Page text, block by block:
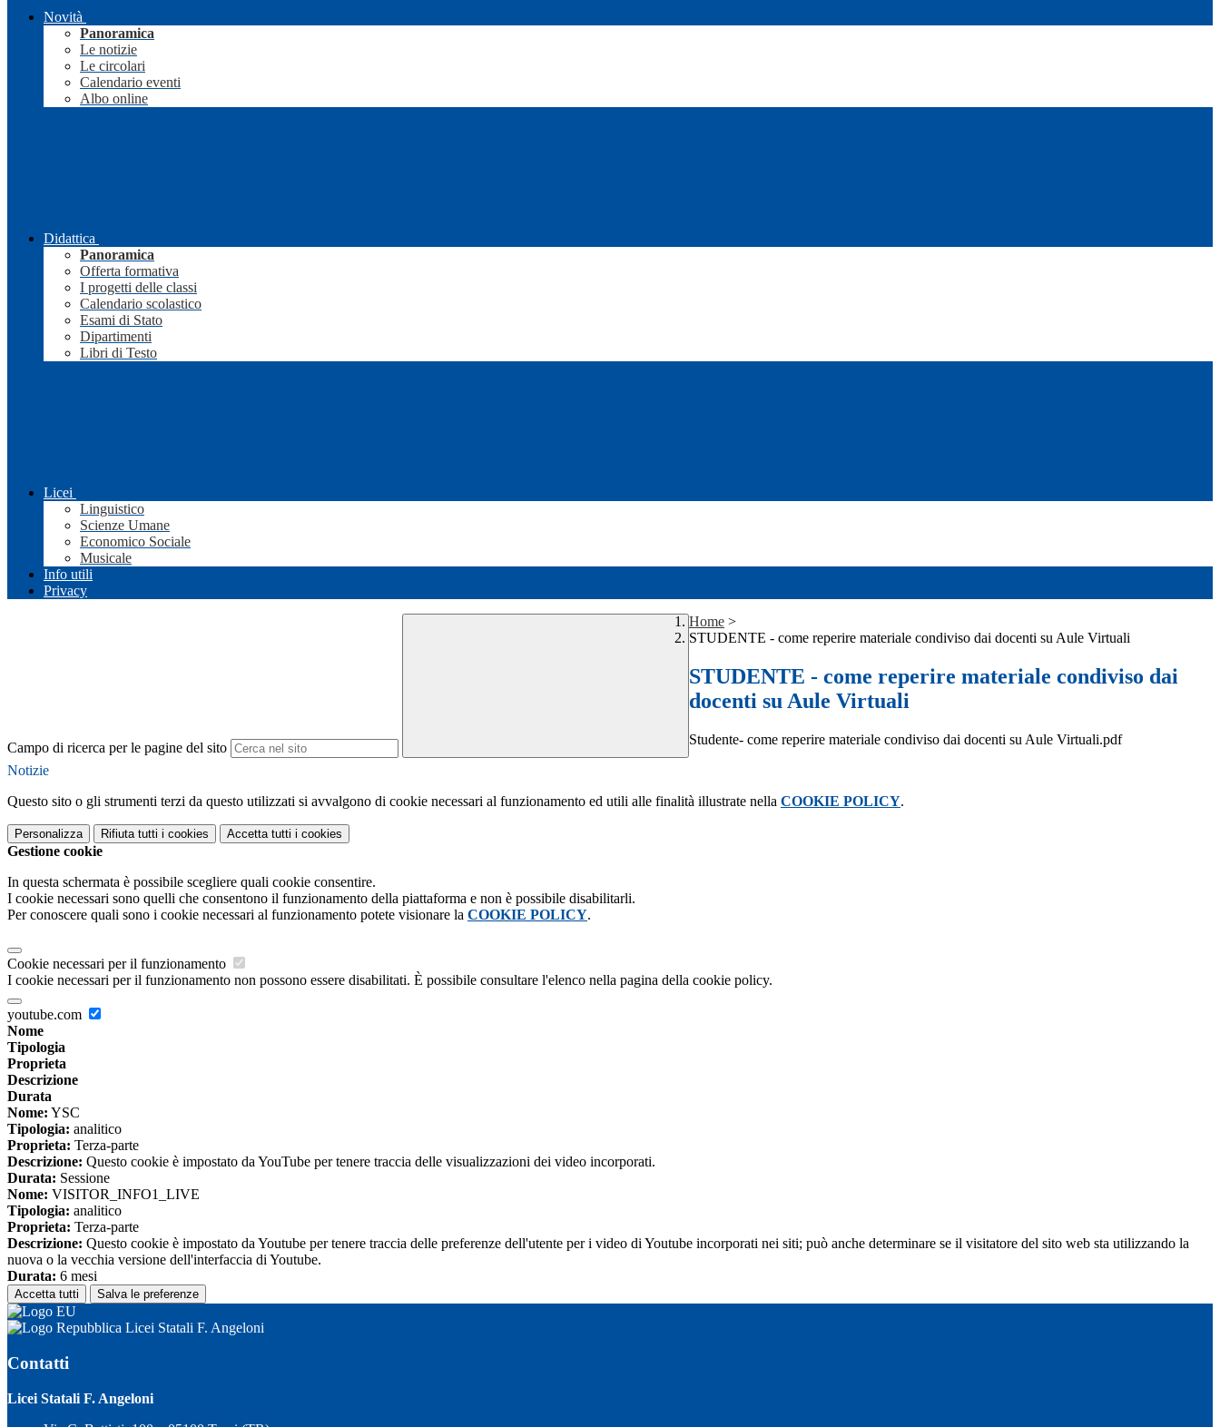
Novità
Panoramica
Le notizie
Le circolari
Calendario eventi
Albo online
Didattica
Panoramica
Offerta formativa
I progetti delle classi
Calendario scolastico
Esami di Stato
Dipartimenti
Libri di Testo
Licei
Linguistico
Scienze Umane
Economico Sociale
Musicale
Info utili
Privacy
Campo di ricerca per le pagine del sito
Home >
STUDENTE - come reperire materiale condiviso dai docenti su Aule Virtuali
STUDENTE - come reperire materiale condiviso dai
docenti su Aule Virtuali
Studente- come reperire materiale condiviso dai docenti su Aule Virtuali.pdf
Notizie
Questo sito o gli strumenti terzi da questo utilizzati si avvalgono di cookie necessari al funzionamento ed utili alle finalità illustrate nella COOKIE POLICY.
Personalizza Rifiuta tutti i cookies Accetta tutti i cookies
Gestione cookie
In questa schermata è possibile scegliere quali cookie consentire.
I cookie necessari sono quelli che consentono il funzionamento della piattaforma e non è possibile disabilitarli.
Per conoscere quali sono i cookie necessari al funzionamento potete visionare la COOKIE POLICY.
Cookie necessari per il funzionamento
I cookie necessari per il funzionamento non possono essere disabilitati. È possibile consultare l'elenco nella pagina della cookie policy.
youtube.com
Nome
Tipologia
Proprieta
Descrizione
Durata
Nome: YSC
Tipologia: analitico
Proprieta: Terza-parte
Descrizione: Questo cookie è impostato da YouTube per tenere traccia delle visualizzazioni dei video incorporati.
Durata: Sessione
Nome: VISITOR_INFO1_LIVE
Tipologia: analitico
Proprieta: Terza-parte
Descrizione: Questo cookie è impostato da Youtube per tenere traccia delle preferenze dell'utente per i video di Youtube incorporati nei siti; può anche determinare se il visitatore del sito web sta utilizzando la
nuova o la vecchia versione dell'interfaccia di Youtube.
Durata: 6 mesi
Accetta tutti Salva le preferenze
Licei Statali F. Angeloni
Contatti
Licei Statali F. Angeloni